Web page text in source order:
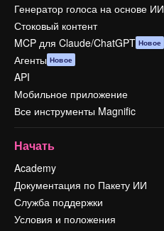
Генератор голоса на основе ИИ
Стоковый контент
MCP для Claude/ChatGPT Новое
Агенты Новое
API
Мобильное приложение
Все инструменты Magnific
Начать
Academy
Документация по Пакету ИИ
Служба поддержки
Условия и положения